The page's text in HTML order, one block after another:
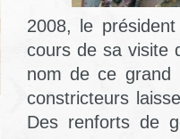
2008, le
cours de sa visite
nom de ce grand
constricteurs
Des renforts de